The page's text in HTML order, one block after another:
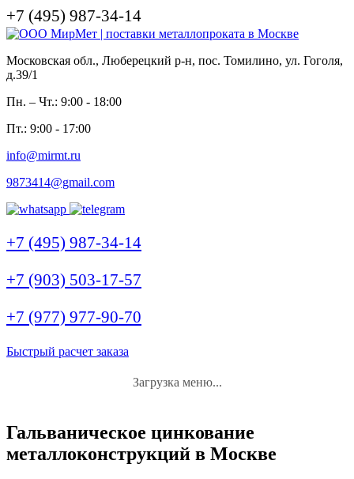
+7 (495) 987-34-14
Московская обл., Люберецкий р-н, пос. Томилино, ул. Гоголя,
д.39/1
Пн. – Чт.: 9:00 - 18:00
Пт.: 9:00 - 17:00
info@mirmt.ru
9873414@gmail.com
+7 (495) 987-34-14
+7 (903) 503-17-57
+7 (977) 977-90-70
Быстрый расчет заказа
Загрузка меню...
Гальваническое цинкование
металлоконструкций в Москве